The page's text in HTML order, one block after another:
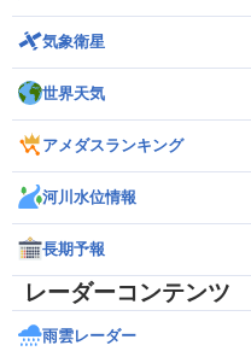
気象衛星
世界天気
アメダスランキング
河川水位情報
長期予報
レーダーコンテンツ
雨雲レーダー